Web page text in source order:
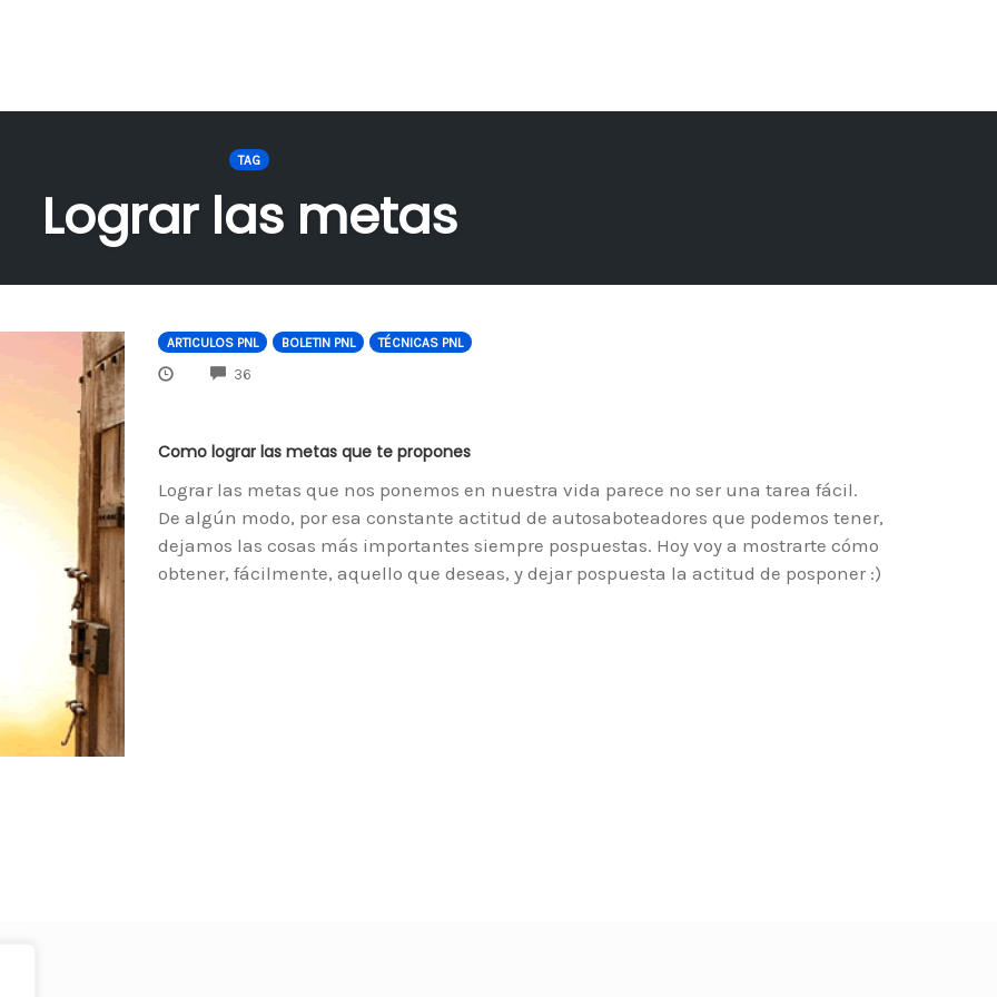
TAG
Lograr las metas
ARTICULOS PNL BOLETIN PNL TÉCNICAS PNL
36
Como lograr las metas que te propones
Lograr las metas que nos ponemos en nuestra vida parece no ser una tarea fácil.
De algún modo, por esa constante actitud de autosaboteadores que podemos tener,
dejamos las cosas más importantes siempre pospuestas. Hoy voy a mostrarte cómo
obtener, fácilmente, aquello que deseas, y dejar pospuesta la actitud de posponer :)